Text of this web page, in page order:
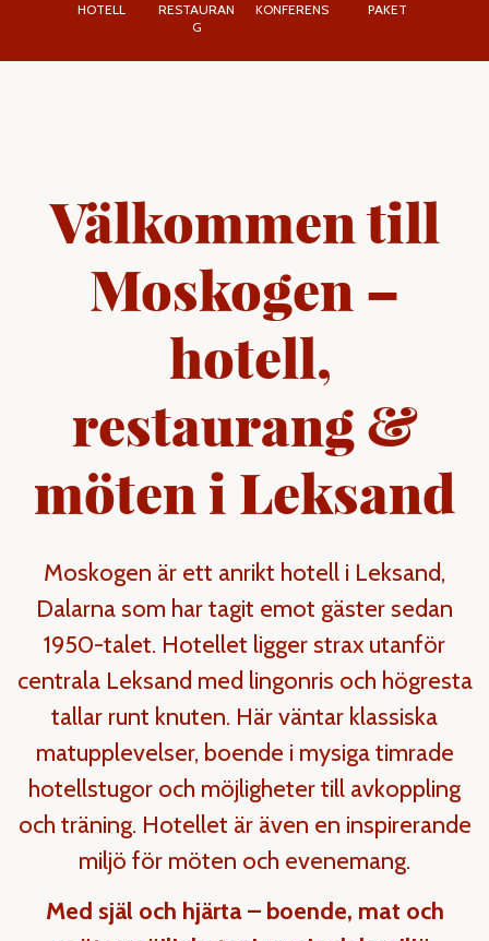
HOTELL
RESTAURAN
G
KONFERENS PAKET
Välkommen till
Moskogen –
hotell,
restaurang &
möten i Leksand
Moskogen är ett anrikt hotell i Leksand,
Dalarna som har tagit emot gäster sedan
1950-talet. Hotellet ligger strax utanför
centrala Leksand med lingonris och högresta
tallar runt knuten. Här väntar klassiska
matupplevelser, boende i mysiga timrade
hotellstugor och möjligheter till avkoppling
och träning. Hotellet är även en inspirerande
miljö för möten och evenemang.
Med själ och hjärta – boende, mat och